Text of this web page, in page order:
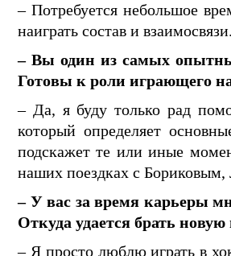
– Потребуется небольшое
наиграть состав и взаимосвязи.
– Вы один из самых
Готовы к роли играющего
– Да, я буду только рад
который определяет
подскажет те или иные
наших поездках с
– У вас за время карьеры
Откуда удается брать
– Я просто люблю играть в